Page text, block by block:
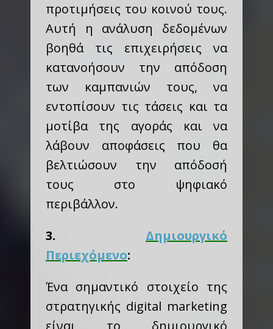
προτιμήσεις του κοινού τους.
Αυτή η ανάλυση δεδομένων
βοηθά τις επιχειρήσεις να
κατανοήσουν την απόδοση
των καμπανιών τους, να
εντοπίσουν τις τάσεις και τα
μοτίβα της αγοράς και να
λάβουν αποφάσεις που θα
βελτιώσουν την απόδοσή
τους στο ψηφιακό
περιβάλλον.
3. Δημιουργικό
Περιεχόμενο:
Ένα σημαντικό στοιχείο της
στρατηγικής digital marketing
είναι το δημιουργικό